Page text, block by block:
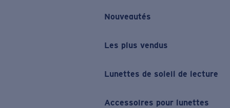
Nouveautés
Les plus vendus
Lunettes de soleil de lecture
Accessoires pour lunettes